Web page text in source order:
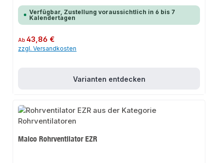
Verfügbar, Zustellung voraussichtlich in 6 bis 7
Kalendertagen
Regulärer Preis:
Ab 43,86 €
zzgl. Versandkosten
Varianten entdecken
Maico Rohrventilator EZR